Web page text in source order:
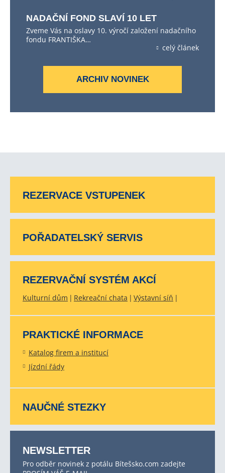
NADAČNÍ FOND SLAVÍ 10 LET
Zveme Vás na oslavy 10. výročí založení nadačního
fondu FRANTIŠKA…
celý článek
ARCHIV NOVINEK
REZERVACE VSTUPENEK
POŘADATELSKÝ SERVIS
REZERVAČNÍ SYSTÉM AKCÍ
Kulturní dům Rekreační chata Výstavní síň
PRAKTICKÉ INFORMACE
Katalog firem a institucí
Jízdní řády
NAUČNÉ STEZKY
NEWSLETTER
Pro odběr novinek z potálu Bítešsko.com zadejte